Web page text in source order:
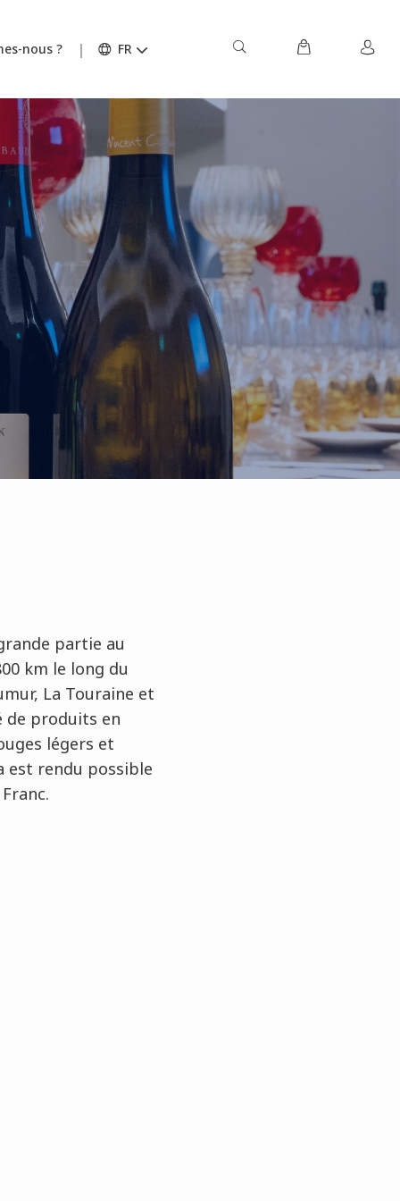
nous ? FR
partie au
km le long du
La Touraine et
de produits en
légers et
est rendu possible